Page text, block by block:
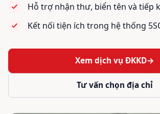
Hỗ trợ nhận thư, biển tên và tiếp
Kết nối tiện ích trong hệ thống
Xem dịch vụ ĐKKD→
Tư vấn chọn địa chỉ